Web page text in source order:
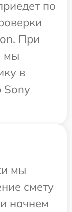
по
При
мы
в
Sony
мы
смету
начнем